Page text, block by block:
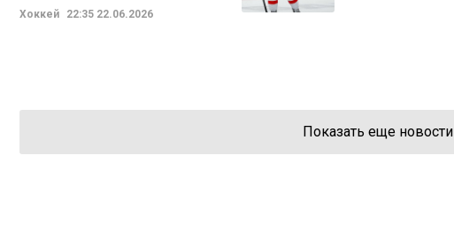
Хоккей 22:35 22.06.2026
Показать еще новости